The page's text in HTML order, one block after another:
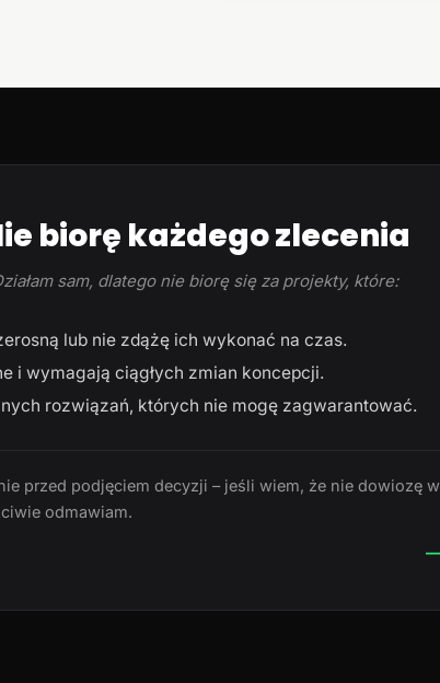
biorę każdego zlecenia
sam, dlatego nie biorę się za projekty, które:
lub nie zdążę ich wykonać na czas.
i wymagają ciągłych zmian koncepcji.
rozwiązań, których nie mogę zagwarantować.
przed podjęciem decyzji – jeśli wiem, że nie dowiozę
odmawiam.
—